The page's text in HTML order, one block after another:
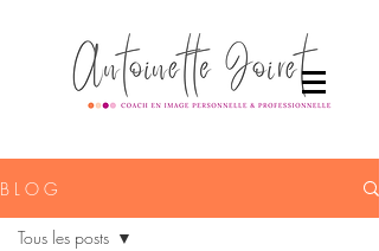
B L O G
Tous les posts